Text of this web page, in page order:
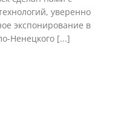
уверенно
экспонирование в
Ненецкого [...]